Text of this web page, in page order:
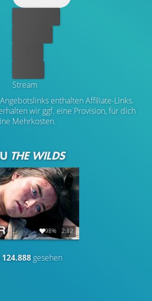
Stream
enthalten Affiliate-Links.
wir ggf. eine Provision, für dich
Mehrkosten.
THE WILDS
98% 2:12
124.888 gesehen